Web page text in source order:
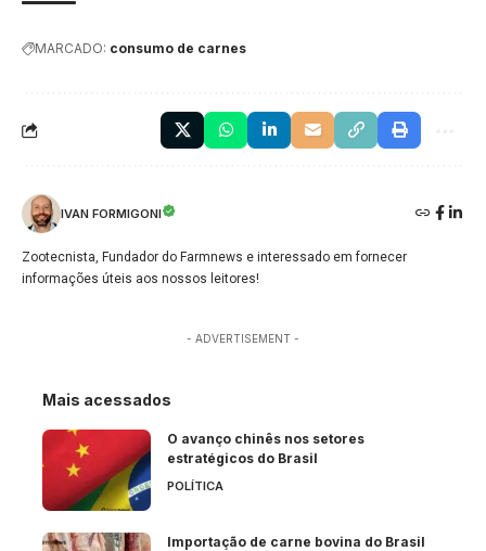
MARCADO: consumo de carnes
IVAN FORMIGONI
Zootecnista, Fundador do Farmnews e interessado em fornecer
informações úteis aos nossos leitores!
- ADVERTISEMENT -
Mais acessados
O avanço chinês nos setores
estratégicos do Brasil
POLÍTICA
Importação de carne bovina do Brasil